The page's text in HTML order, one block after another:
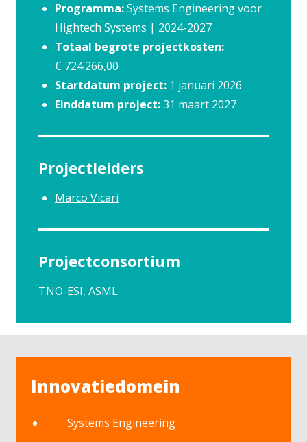
Programma:Systems Engineering voor
Hightech Systems | 2024-2027
Totaal begrote projectkosten:
€ 724.266,00
Startdatum project: 1 januari 2026
Einddatum project:31 maart 2027
Projectleiders
Marco Vicari
Projectconsortium
TNO-ESI ASML
Innovatiedomein
Systems Engineering